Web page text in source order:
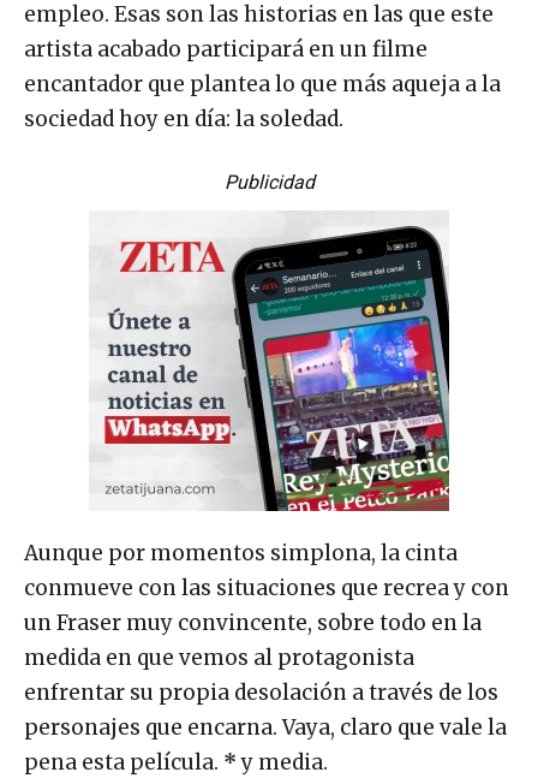
empleo. Esas son las historias en las que este
artista acabado participará en un filme
encantador que plantea lo que más aqueja a la
sociedad hoy en día: la soledad.
Publicidad
Aunque por momentos simplona, la cinta
conmueve con las situaciones que recrea y con
un Fraser muy convincente, sobre todo en la
medida en que vemos al protagonista
enfrentar su propia desolación a través de los
personajes que encarna. Vaya, claro que vale la
pena esta película. *y media.